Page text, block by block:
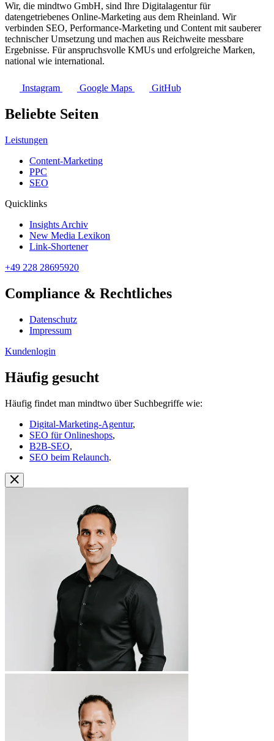
Wir, die mindtwo GmbH, sind Ihre Digitalagentur für
datengetriebenes Online-Marketing aus dem Rheinland. Wir
verbinden SEO, Performance-Marketing und Content mit sauberer
technischer Umsetzung und machen aus Reichweite messbare
Ergebnisse. Für anspruchsvolle KMUs und erfolgreiche Marken,
national wie international.
Instagram Google Maps GitHub
Beliebte Seiten
Leistungen
Content-Marketing
PPC
SEO
Quicklinks
Insights Archiv
New Media Lexikon
Link-Shortener
+49 228 28695920
Compliance & Rechtliches
Datenschutz
Impressum
Kundenlogin
Häufig gesucht
Häufig findet man mindtwo über Suchbegriffe wie:
Digital-Marketing-Agentur,
SEO für Onlineshops,
B2B-SEO,
SEO beim Relaunch.